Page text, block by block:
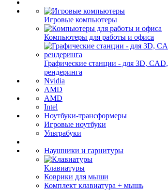
Игровые компьютеры
Компьютеры для работы и офиса
Графические станции - для 3D, CAD,
рендеринга
Nvidia
AMD
AMD
Intel
Ноутбуки-трансформеры
Игровые ноутбуки
Ультрабуки
Наушники и гарнитуры
Клавиатуры
Коврики для мыши
Комплект клавиатура + мышь